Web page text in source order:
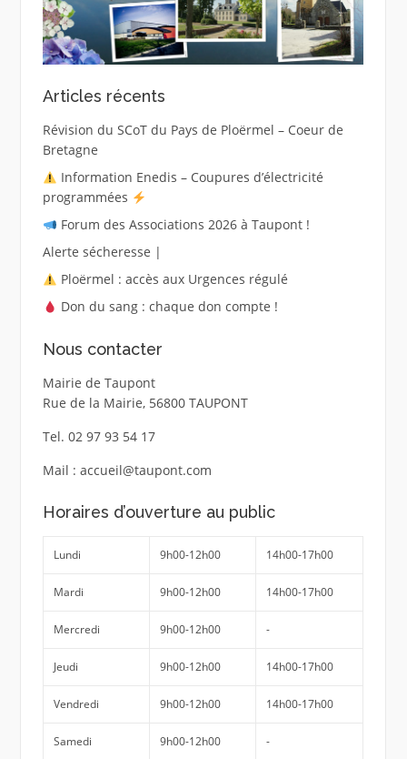
Articles récents
Révision du SCoT du Pays de Ploërmel – Coeur de
Bretagne
Information Enedis – Coupures d’électricité
programmées
Forum des Associations 2026 à Taupont !
Alerte sécheresse |
Ploërmel : accès aux Urgences régulé
Don du sang : chaque don compte !
Nous contacter
Mairie de Taupont
Rue de la Mairie, 56800 TAUPONT
Tel. 02 97 93 54 17
Mail : accueil@taupont.com
Horaires d’ouverture au public
Lundi 9h00-12h00 14h00-17h00
Mardi 9h00-12h00 14h00-17h00
Mercredi 9h00-12h00 -
Jeudi 9h00-12h00 14h00-17h00
Vendredi 9h00-12h00 14h00-17h00
Samedi 9h00-12h00 -